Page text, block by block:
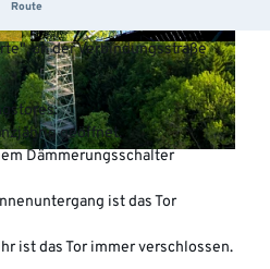
©CC-BY-NC-SA
Route
ca. 724 m ü.M. – 149
an der Verbindungsstraße
geöffnet.
Dämmerungsschalter
ist das Tor
ist das Tor immer verschlossen.